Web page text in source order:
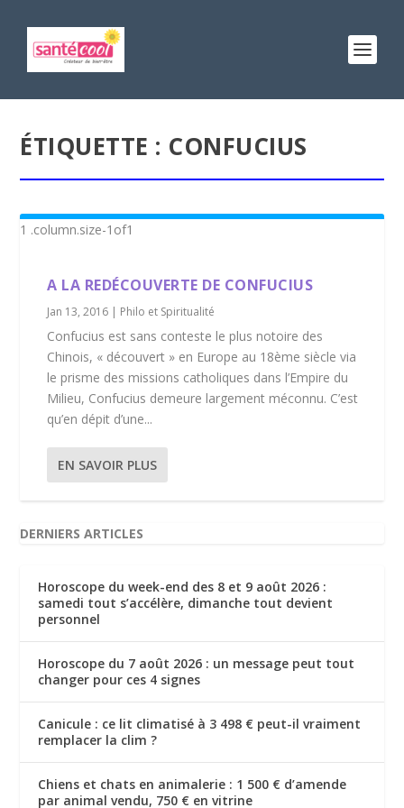
ÉTIQUETTE : CONFUCIUS
A LA REDÉCOUVERTE DE CONFUCIUS
Jan 13, 2016 | Philo et Spiritualité
Confucius est sans conteste le plus notoire des
Chinois, « découvert » en Europe au 18ème siècle via
le prisme des missions catholiques dans l’Empire du
Milieu, Confucius demeure largement méconnu. C’est
qu’en dépit d’une...
EN SAVOIR PLUS
DERNIERS ARTICLES
Horoscope du week-end des 8 et 9 août 2026 :
samedi tout s’accélère, dimanche tout devient
personnel
Horoscope du 7 août 2026 : un message peut tout
changer pour ces 4 signes
Canicule : ce lit climatisé à 3 498 € peut-il vraiment
remplacer la clim ?
Chiens et chats en animalerie : 1 500 € d’amende
par animal vendu, 750 € en vitrine